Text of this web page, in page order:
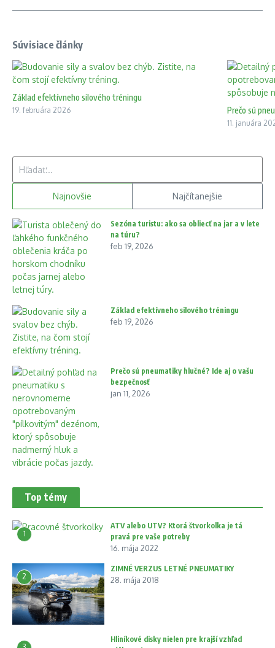
Súvisiace články
Základ efektívneho silového tréningu
19. februára 2026 Prečo sú
11. januára
Najnovšie Najčítanejšie
Sezóna turistu: ako sa obliecť na jar a v lete
na túru?
feb 19, 2026
Základ efektívneho silového tréningu
feb 19, 2026
Prečo sú pneumatiky hlučné? Ide aj o vašu
bezpečnosť
jan 11, 2026
Top témy
1
ATV alebo UTV? Ktorá štvorkolka je tá
pravá pre vaše potreby
16. mája 2022
2
ZIMNÉ VERZUS LETNÉ PNEUMATIKY
28. mája 2018
Hliníkové disky nielen pre krajší vzhľad